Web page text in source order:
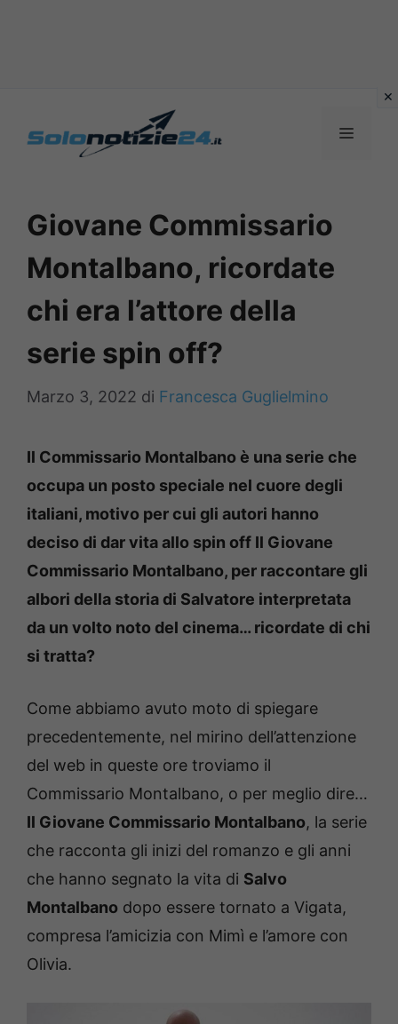
MENU
Giovane Commissario
Montalbano, ricordate
chi era l’attore della
serie spin off?
Marzo 3, 2022 di Francesca Guglielmino
Il Commissario Montalbano è una serie che
occupa un posto speciale nel cuore degli
italiani, motivo per cui gli autori hanno
deciso di dar vita allo spin off Il Giovane
Commissario Montalbano, per raccontare gli
albori della storia di Salvatore interpretata
da un volto noto del cinema… ricordate di chi
si tratta?
Come abbiamo avuto moto di spiegare
precedentemente, nel mirino dell’attenzione
del web in queste ore troviamo il
Commissario Montalbano, o per meglio dire…
Il Giovane Commissario Montalbano, la serie
che racconta gli inizi del romanzo e gli anni
che hanno segnato la vita di Salvo
Montalbano dopo essere tornato a Vigata,
compresa l’amicizia con Mimì e l’amore con
Olivia.